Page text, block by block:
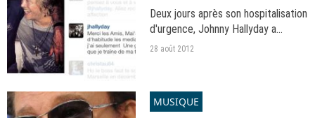
Deux jours après son hospitalisation
d'urgence, Johnny Hallyday a
envoyé un message à ses fans... en
28 août 2012
MUSIQUE